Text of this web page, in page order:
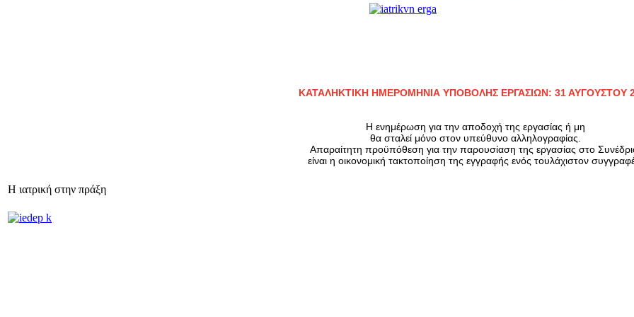
ΚΑΤΑΛΗΚΤΙΚΗ ΗΜΕΡΟΜΗΝΙΑ ΥΠΟΒΟΛΗΣ ΕΡΓΑΣΙΩΝ: 31 ΑΥΓΟΥΣΤΟΥ
Η ενημέρωση για την αποδοχή της εργασίας ή μη
θα σταλεί μόνο στον υπεύθυνο αλληλογραφίας.
Απαραίτητη προϋπόθεση για την παρουσίαση της εργασίας στο
είναι η οικονομική τακτοποίηση της εγγραφής ενός τουλάχιστον
Η ιατρική στην πράξη